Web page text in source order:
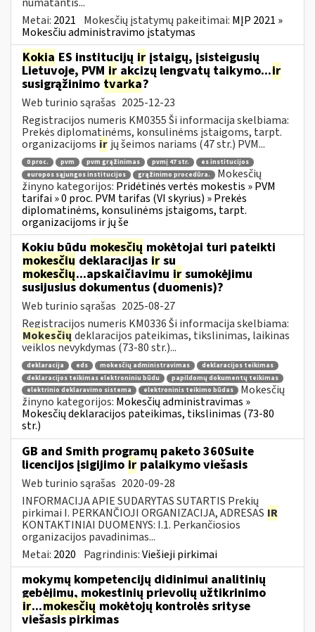
Metai: 2021 Mokesčių įstatymų pakeitimai: MĮP 2021 »
Mokesčiu administravimo įstatymas
Kokia ES institucijų ir įstaigų, įsisteigusių
Lietuvoje, PVM ir akcizų lengvatų taikymo...ir
susigrąžinimo tvarka?
Web turinio sąrašas 2025-12-23
Registracijos numeris KM0355 Ši informacija skelbiama:
Prekės diplomatinėms, konsulinėms įstaigoms, tarpt.
organizacijoms ir jų šeimos nariams (47 str.) PVM...
0 proc. pvm pvm grąžinimas pvmį 47 str.
es institucijos
europos sąjungos institucijos
grąžinimo procedūra.
Mokesčių
žinyno kategorijos: Pridėtinės vertės mokestis » PVM
tarifai » 0 proc. PVM tarifas (VI skyrius) » Prekės
diplomatinėms, konsulinėms įstaigoms, tarpt.
organizacijoms ir jų še
Kokiu būdu mokesčių mokėtojai turi pateikti
mokesčių deklaracijas ir su
mokesčių...apskaičiavimu ir sumokėjimu
susijusius dokumentus (duomenis)?
Web turinio sąrašas 2025-08-27
Registracijos numeris KM0336 Ši informacija skelbiama:
Mokesčių deklaracijos pateikimas, tikslinimas, laikinas
veiklos nevykdymas (73-80 str.)...
deklaracija eds mokesčių administravimas
deklaracijos teikimas
deklaracijos teikimas elektroniniu būdu
papildomų dokumentų teikimas
elektrinio deklaravimo sistema
elektroninis teikimo būdas
Mokesčių
žinyno kategorijos: Mokesčių administravimas »
Mokesčių deklaracijos pateikimas, tikslinimas (73-80
str.)
GB and Smith programų paketo 360Suite
licencijos įsigijimo ir palaikymo viešasis
Web turinio sąrašas 2020-09-28
INFORMACIJA APIE SUDARYTAS SUTARTIS Prekių
pirkimai I. PERKANČIOJI ORGANIZACIJA, ADRESAS IR
KONTAKTINIAI DUOMENYS: I.1. Perkančiosios
organizacijos pavadinimas...
Metai: 2020 Pagrindinis:Viešieji pirkimai
mokymų kompetencijų didinimui analitinių
gebėjimų, mokestinių prievolių užtikrinimo
ir...mokesčių mokėtojų kontrolės srityse
viešasis pirkimas